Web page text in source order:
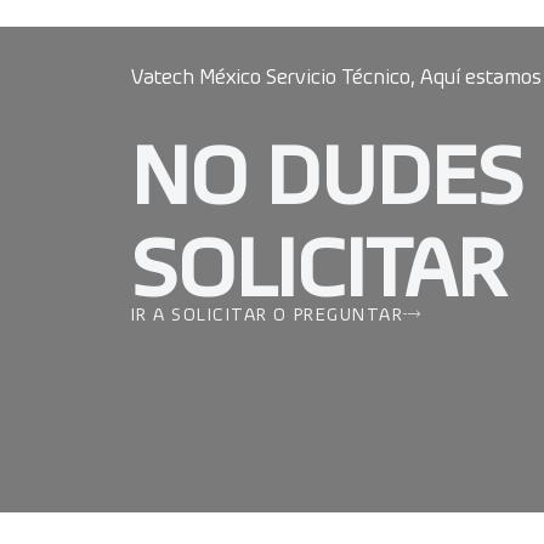
Vatech México Servicio Técnico, Aquí estamos
NO DUDES
SOLICITAR
IR A SOLICITAR O PREGUNTAR